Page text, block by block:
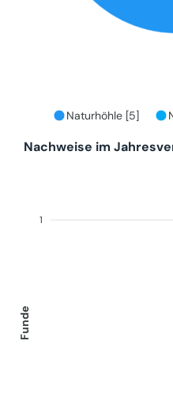
Naturhöhle [5]
Nachweise im
1
Funde